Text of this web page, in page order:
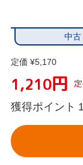
中古
定価 ¥5,170
1,210円
獲得ポイント